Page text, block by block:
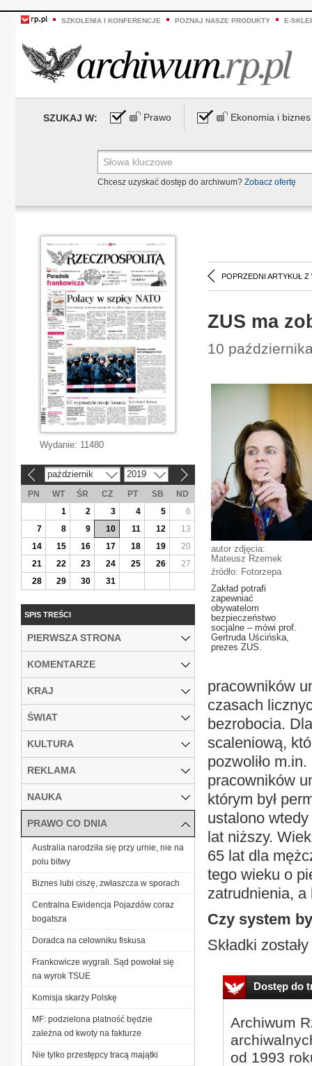
SZKOLENIA I KONFERENCJE POZNAJ NASZE PRODUKTY E-
SZUKAJ W: Prawo Ekonomia i biznes
Chcesz uzyskać dostęp do archiwum? Zobacz ofertę
POPRZEDNI ARTYKUŁ Z
ZUS ma
10
autor zdjęcia:
Mateusz Rzemek
źródło: Fotorzepa
Zakład potrafi
zapewniać
obywatelom
bezpieczeństwo
socjalne – mówi prof.
Gertruda Uścińska,
prezes ZUS.
pracowników
czasach
bezrobocia.
scaleniową,
pozwoliło
pracowników
którym był
ustalono
lat niższy.
65 lat dla
tego wieku o
zatrudnienia,
Czy system
Składki
Dostęp do
Archiwum
od 1993
Wydanie: 11480
październik 2019
PN WT ŚR CZ PT SB
ND
1
2 3 4 5
6
7
8 9 10 11 12
13
14
15 16 17 18 19
20
21
22 23 24 25 26
27
28
29 30 31
SPIS TREŚCI
PIERWSZA STRONA
KOMENTARZE
KRAJ
ŚWIAT
KULTURA
REKLAMA
NAUKA
PRAWO CO DNIA
Australia narodziła się przy urnie, nie na
polu bitwy
Biznes lubi ciszę, zwłaszcza w sporach
Centralna Ewidencja Pojazdów coraz
bogatsza
Doradca na celowniku fiskusa
Frankowicze wygrali. Sąd powołał się
na wyrok TSUE
Komisja skarży Polskę
MF: podzielona płatność będzie
zależna od kwoty na fakturze
Nie tylko przestępcy tracą majątki